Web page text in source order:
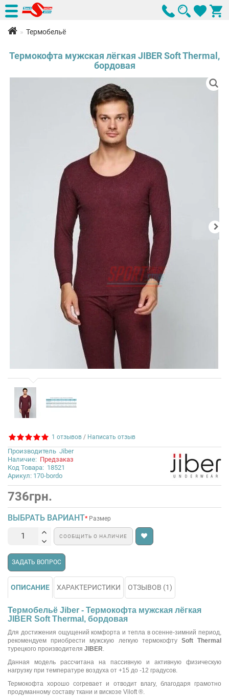
Термобельё
Термокофта мужская лёгкая JIBER Soft Thermal,
бордовая
1 отзывов / Написать отзыв
Производитель Jiber
Наличие: Предзаказ
Код Товара: 18521
Арикул: 170-bordo
736грн.
ВЫБРАТЬ ВАРИАНТ Размер
СООБЩИТЬ О НАЛИЧИЕ
ЗАДАТЬ ВОПРОС
ОПИСАНИЕ ХАРАКТЕРИСТИКИ ОТЗЫВОВ (1)
Термобельё Jiber - Термокофта мужская лёгкая
JIBER Soft Thermal, бордовая
Для достижения ощущений комфорта и тепла в осенне-зимний период,
рекомендуем приобрести мужскую легкую термокофтуSoft Thermal
турецкого производителя JIBER.
Данная модель рассчитана на пассивную и активную физическую
нагрузку при температуре воздуха от +15 до -12 градусов.
Термокофта хорошо согревает и отводит влагу, благодаря грамотно
продуманному составу ткани и вискозе Viloft ®.